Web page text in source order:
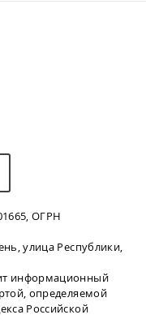
ОГРН
улица Республики,
информационный
определяемой
Российской